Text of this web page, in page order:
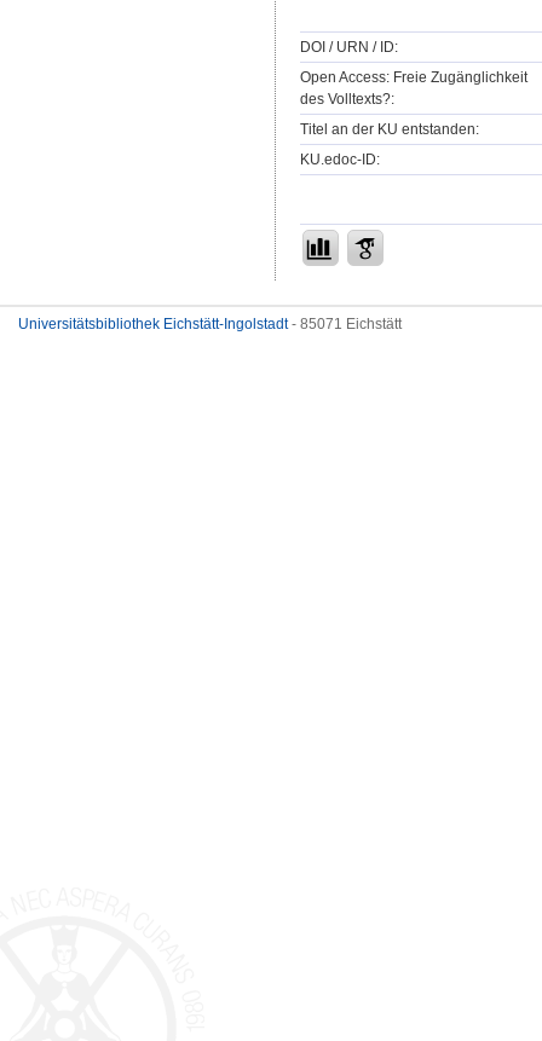
DOI / URN / ID:
Open Access: Freie Zugänglichkeit
des Volltexts?:
Titel an der KU entstanden:
KU.edoc-ID:
Universitätsbibliothek Eichstätt-Ingolstadt- 85071 Eichstätt